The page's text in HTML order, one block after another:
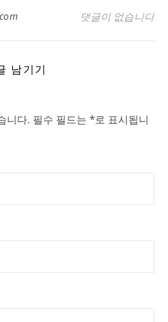
댓글이 없습니다
남기기
니다. 필수 필드는 *로 표시됩니